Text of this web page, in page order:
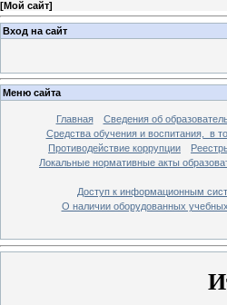
[Мой сайт]
Вход на сайт
Меню сайта
Главная Сведения об
Средства обучения и воспитания, в
Противодействие коррупции
Локальные нормативные акты
Доступ к информационным
О наличии оборудованных